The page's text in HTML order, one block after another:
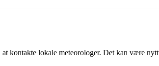
kontakte lokale meteorologer. Det kan være